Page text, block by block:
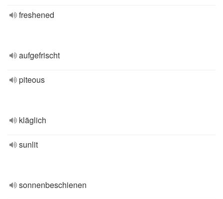
freshened
aufgefrischt
piteous
kläglich
sunlit
sonnenbeschienen